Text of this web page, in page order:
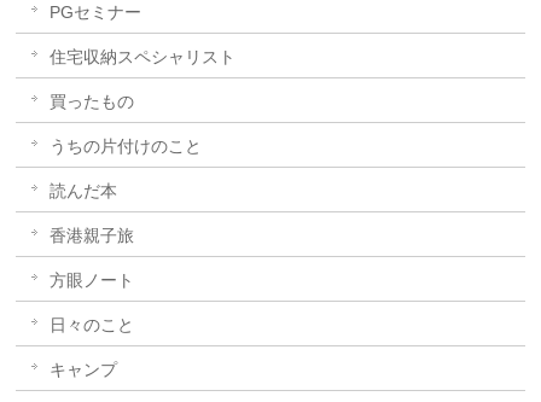
PGセミナー
住宅収納スペシャリスト
買ったもの
うちの片付けのこと
読んだ本
香港親子旅
方眼ノート
日々のこと
キャンプ